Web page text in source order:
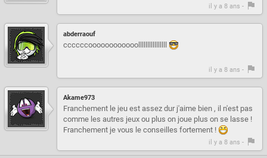
il y a 8 ans -
abderraouf
ccccccoooooooooooollllllllllllllll
il y a 8 ans -
Akame973
Franchement le jeu est assez dur j'aime bien , il n'est pas
comme les autres jeux ou plus on joue plus on se lasse !
Franchement je vous le conseilles fortement !
il y a 8 ans -